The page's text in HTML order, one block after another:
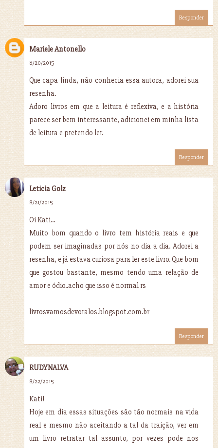
Responder
Mariele Antonello
8/20/2015
Que capa linda, não conhecia essa autora, adorei sua
resenha.
Adoro livros em que a leitura é reflexiva, e a história
parece ser bem interessante, adicionei em minha lista
de leitura e pretendo ler.
Responder
Leticia Golz
8/21/2015
Oi Kati...
Muito bom quando o livro tem história reais e que
podem ser imaginadas por nós no dia a dia. Adorei a
resenha, e já estava curiosa para ler este livro. Que bom
que gostou bastante, mesmo tendo uma relação de
amor e ódio..acho que isso é normal rs
livrosvamosdevoralos.blogspot.com.br
Responder
RUDYNALVA
8/22/2015
Kati!
Hoje em dia essas situações são tão normais na vida
real e mesmo não aceitando a tal da traição, ver em
um livro retratar tal assunto, por vezes pode nos